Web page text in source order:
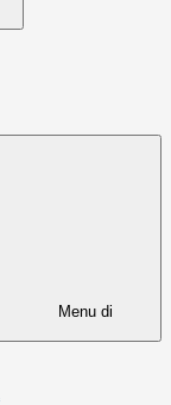
Menu di